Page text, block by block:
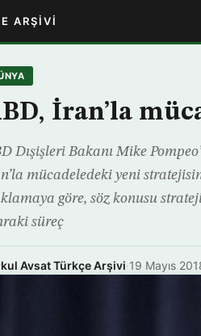
ARŞIVI
İran’la
Dışişleri Bakanı Mike
mücadeledeki yeni
göre, söz konusu
süreç
Avsat Türkçe Arşivi·19 Mayıs